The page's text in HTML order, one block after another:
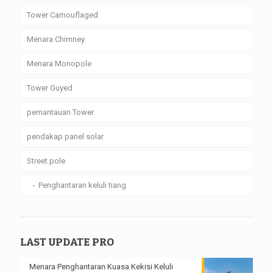
Tower Camouflaged
Menara Chimney
Menara Monopole
Tower Guyed
pemantauan Tower
pendakap panel solar
Street pole
Penghantaran keluli tiang
LAST UPDATE PRO
Menara Penghantaran Kuasa Kekisi Keluli